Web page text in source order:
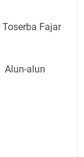
Fajar
Alun-alun